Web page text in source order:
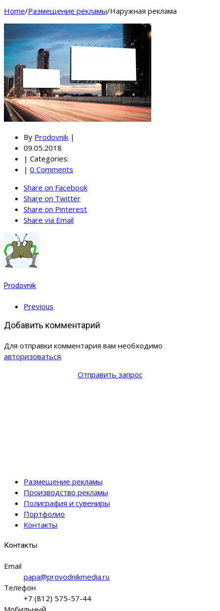
Home/Размещение рекламы/Наружная реклама
By Prodovnik |
09.05.2018
| Categories:
| 0 Comments
Share on Facebook
Share on Twitter
Share on Pinterest
Share via Email
Prodovnik
Previous
Добавить комментарий
Для отправки комментария вам необходимо
авторизоваться.
Отправить запрос
Размещение рекламы
Производство рекламы
Полиграфия и сувениры
Портфолио
Контакты
Контакты
Email
papa@provodnikmedia.ru
Телефон
+7 (812) 575-57-44
Мобильный